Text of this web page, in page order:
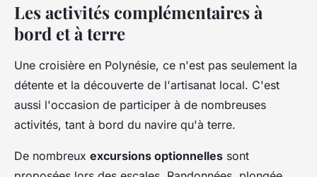
Les activités complémentaires à
bord et à terre
Une croisière en Polynésie, ce n'est pas seulement la
détente et la découverte de l'artisanat local. C'est
aussi l'occasion de participer à de nombreuses
activités, tant à bord du navire qu'à terre.
De nombreux excursions optionnelles sont